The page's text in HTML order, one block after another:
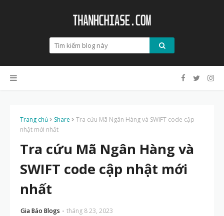
Trang chủ Share
Tra cứu Mã Ngân Hàng và SWIFT code cập
nhật mới nhất
Tra cứu Mã Ngân Hàng và
SWIFT code cập nhật mới
nhất
Gia Bảo Blogs tháng 8 23, 2023